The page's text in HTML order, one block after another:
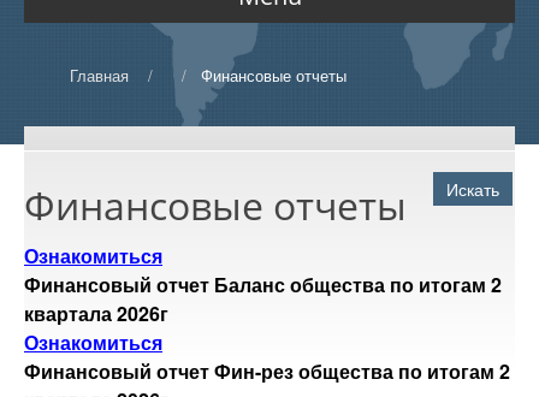
ГЛАВНАЯ
Руководство
Организационная структура АКЦИОНЕРАМ
Главная / / Финансовые отчеты
Финансовые отчеты
Ознакомиться
Финансовый отчет Баланс общества по итогам 2
квартала 2026г
Ознакомиться
Финансовый отчет Фин-рез общества по итогам 2
Искать